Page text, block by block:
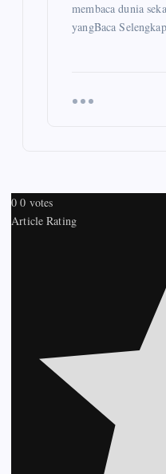
membaca dunia
yangBaca
0 0 votes
Article Rating